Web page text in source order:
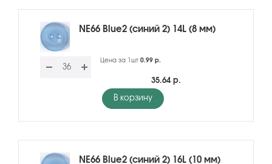
NE66 Blue2 (синий 2) 14L (8 мм)
Цена за 1шт 0.99 р.
35.64 р.
В корзину
NE66 Blue2 (синий 2) 16L (10 мм)